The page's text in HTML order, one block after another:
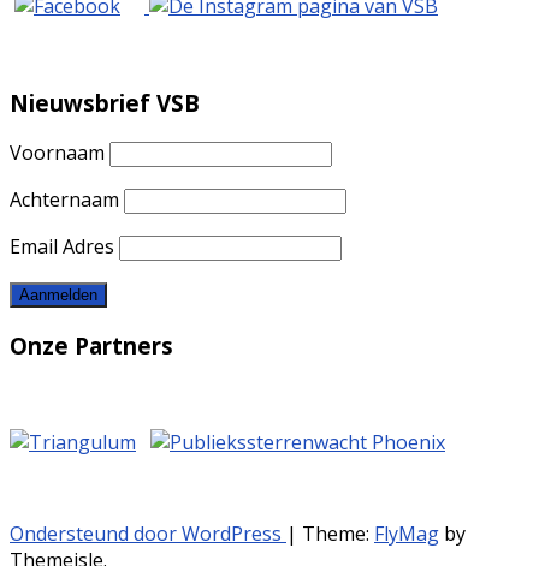
Nieuwsbrief VSB
Voornaam
Achternaam
Email Adres
Onze Partners
Ondersteund door WordPress | Theme: FlyMag by
Themeisle.